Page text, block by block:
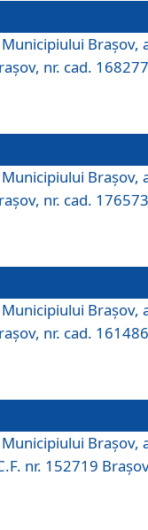
Braşov,
nr. cad.
Braşov,
nr. cad.
Braşov,
nr. cad.
Braşov,
nr. 152719